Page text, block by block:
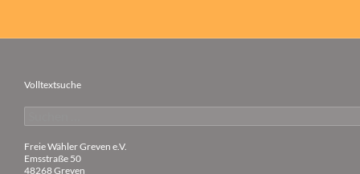
Volltextsuche
nach:
Freie Wähler Greven e.V.
Emsstraße 50
48268 Greven